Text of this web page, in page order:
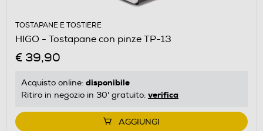
TOSTAPANE E TOSTIERE
HIGO - Tostapane con pinze TP-13
€ 39,90
Acquisto online: disponibile
Ritiro in negozio in 30' gratuito: verifica
AGGIUNGI